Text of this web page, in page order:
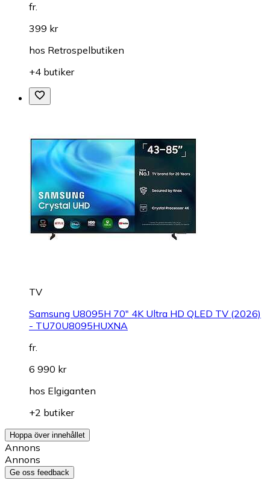
fr.
399 kr
hos Retrospelbutiken
+4 butiker
TV
Samsung U8095H 70" 4K Ultra HD QLED TV (2026)
- TU70U8095HUXNA
fr.
6 990 kr
hos Elgiganten
+2 butiker
Hoppa över innehållet
Annons
Annons
Ge oss feedback